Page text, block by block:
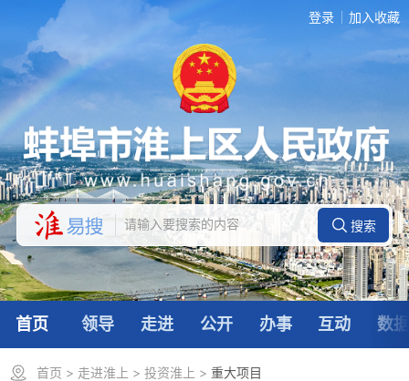
登录 加入收藏
首页 领导 走进 公开 办事 互动 数
首页 > 走进淮上 > 投资淮上 > 重大项目